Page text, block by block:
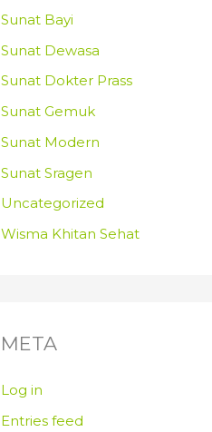
Sunat Bayi
Sunat Dewasa
Sunat Dokter Prass
Sunat Gemuk
Sunat Modern
Sunat Sragen
Uncategorized
Wisma Khitan Sehat
META
Log in
Entries feed